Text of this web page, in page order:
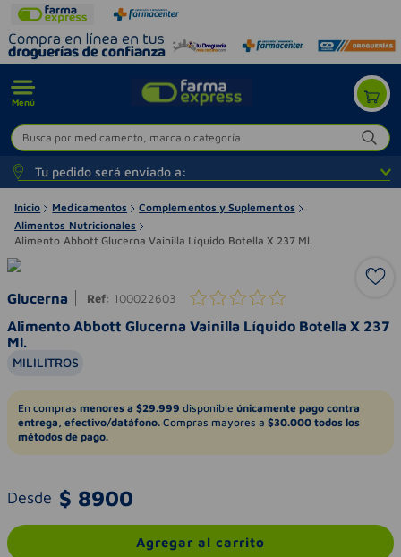
Menú
Busca por medicamento, marca o categoría
Tu pedido será enviado a:
Inicio Medicamentos
Complementos y Suplementos
Alimentos Nutricionales
Alimento Abbott Glucerna Vainilla Líquido Botella X 237 Ml.
Glucerna Ref: 100022603
Alimento Abbott Glucerna Vainilla Líquido Botella X 237
Ml.
MILILITROS
En compras menores a $29.999 disponible únicamente pago contra
entrega, efectivo/datáfono. Compras mayores a $30.000 todos los
métodos de pago.
Desde $ 8900
Agregar al carrito